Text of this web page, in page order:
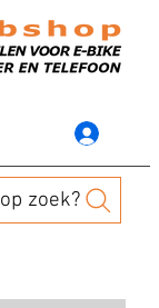
zoek?